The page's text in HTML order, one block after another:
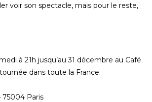
voir son spectacle, mais pour le reste,
à 21h jusqu’au 31 décembre au Café
dans toute la France.
75004 Paris